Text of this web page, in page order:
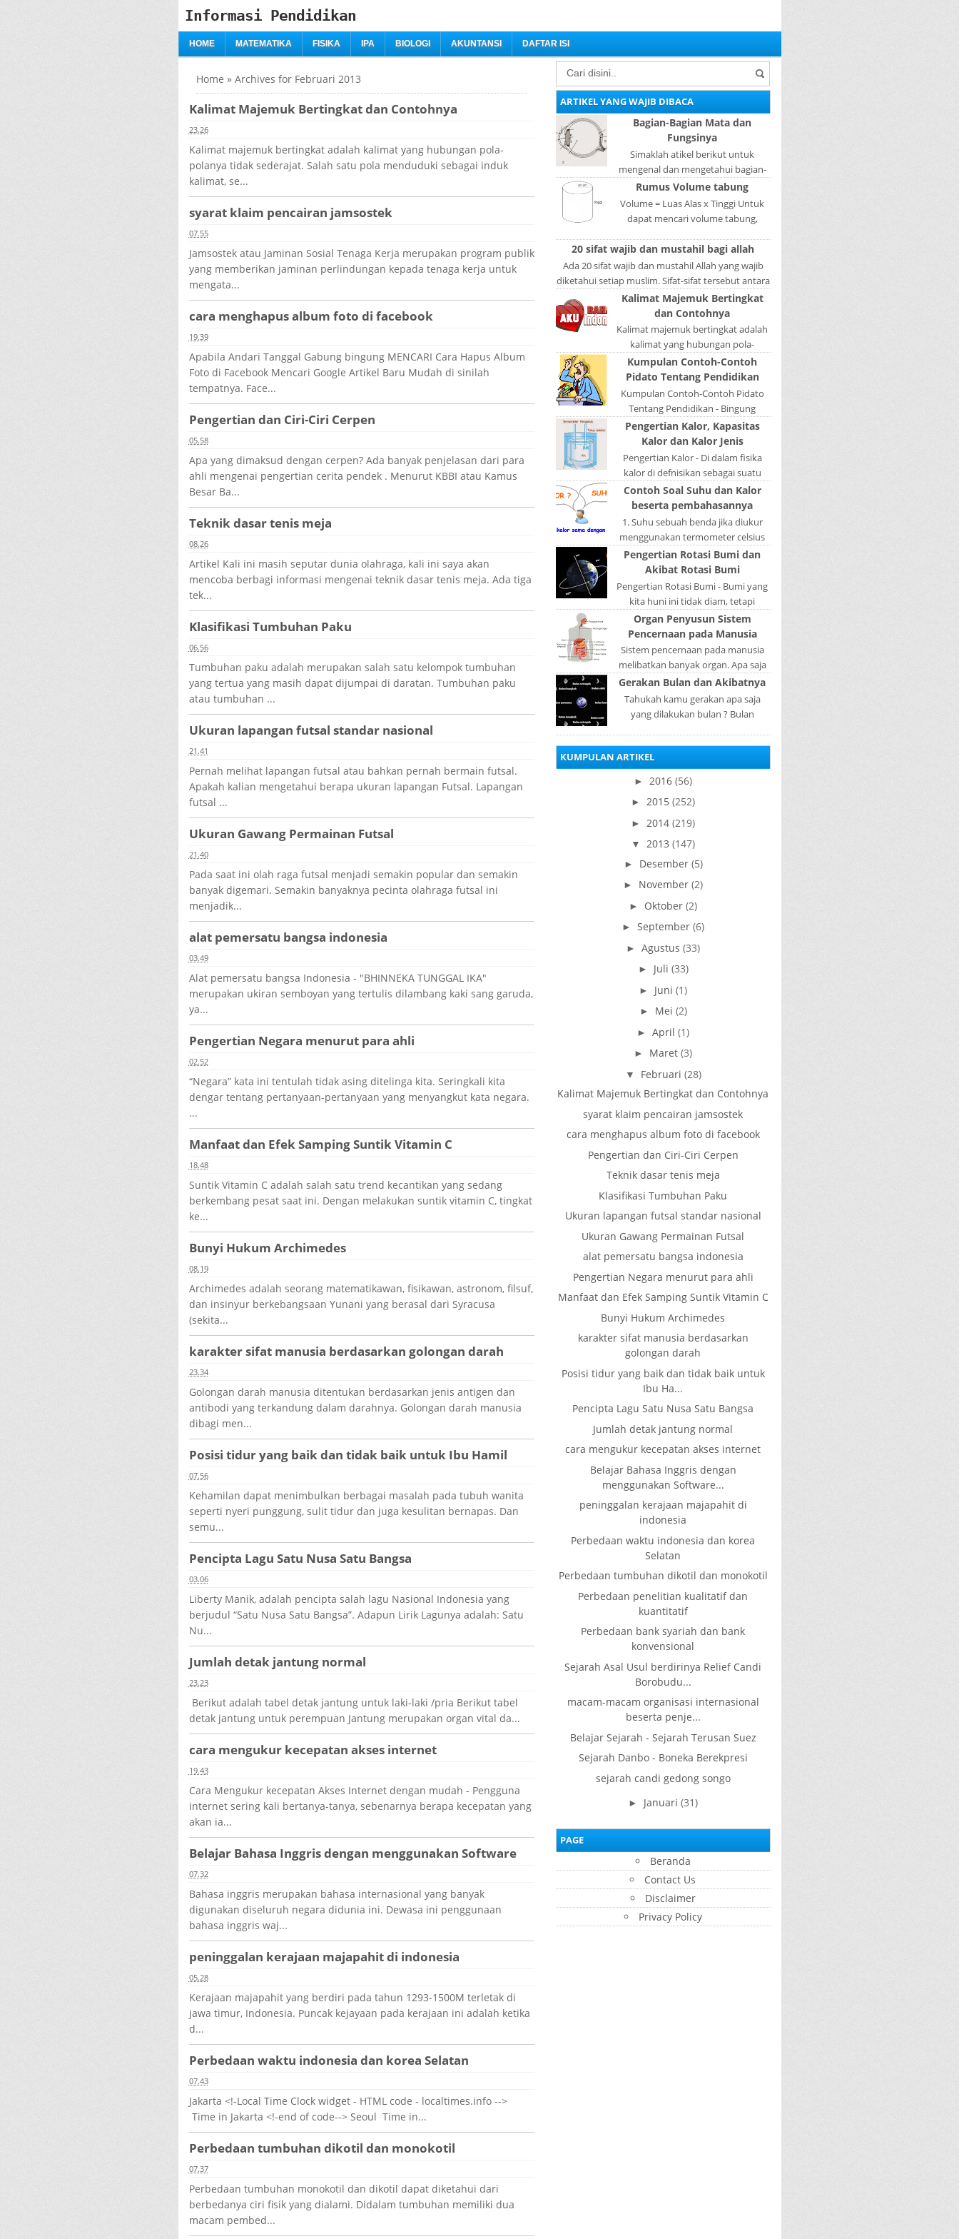
Informasi Pendidikan
HOME MATEMATIKA FISIKA IPA BIOLOGI AKUNTANSI DAFTAR ISI
Home » Archives for Februari 2013
Kalimat Majemuk Bertingkat dan Contohnya
23.26
Kalimat majemuk bertingkat adalah kalimat yang hubungan pola-
polanya tidak sederajat. Salah satu pola menduduki sebagai induk
kalimat, se...
syarat klaim pencairan jamsostek
07.55
Jamsostek atau Jaminan Sosial Tenaga Kerja merupakan program publik
yang memberikan jaminan perlindungan kepada tenaga kerja untuk
mengata...
cara menghapus album foto di facebook
19.39
Apabila Andari Tanggal Gabung bingung MENCARI Cara Hapus Album
Foto di Facebook Mencari Google Artikel Baru Mudah di sinilah
tempatnya. Face...
Pengertian dan Ciri-Ciri Cerpen
05.58
Apa yang dimaksud dengan cerpen? Ada banyak penjelasan dari para
ahli mengenai pengertian cerita pendek . Menurut KBBI atau Kamus
Besar Ba...
Teknik dasar tenis meja
08.26
Artikel Kali ini masih seputar dunia olahraga, kali ini saya akan
mencoba berbagi informasi mengenai teknik dasar tenis meja. Ada tiga
tek...
Klasifikasi Tumbuhan Paku
06.56
Tumbuhan paku adalah merupakan salah satu kelompok tumbuhan
yang tertua yang masih dapat dijumpai di daratan. Tumbuhan paku
atau tumbuhan ...
Ukuran lapangan futsal standar nasional
21.41
Pernah melihat lapangan futsal atau bahkan pernah bermain futsal.
Apakah kalian mengetahui berapa ukuran lapangan Futsal. Lapangan
futsal ...
Ukuran Gawang Permainan Futsal
21.40
Pada saat ini olah raga futsal menjadi semakin popular dan semakin
banyak digemari. Semakin banyaknya pecinta olahraga futsal ini
menjadik...
alat pemersatu bangsa indonesia
03.49
Alat pemersatu bangsa Indonesia - "BHINNEKA TUNGGAL IKA"
merupakan ukiran semboyan yang tertulis dilambang kaki sang garuda,
ya...
Pengertian Negara menurut para ahli
02.52
“Negara” kata ini tentulah tidak asing ditelinga kita. Seringkali kita
dengar tentang pertanyaan-pertanyaan yang menyangkut kata negara.
...
Manfaat dan Efek Samping Suntik Vitamin C
18.48
Suntik Vitamin C adalah salah satu trend kecantikan yang sedang
berkembang pesat saat ini. Dengan melakukan suntik vitamin C, tingkat
ke...
Bunyi Hukum Archimedes
08.19
Archimedes adalah seorang matematikawan, fisikawan, astronom, filsuf,
dan insinyur berkebangsaan Yunani yang berasal dari Syracusa
(sekita...
karakter sifat manusia berdasarkan golongan darah
23.34
Golongan darah manusia ditentukan berdasarkan jenis antigen dan
antibodi yang terkandung dalam darahnya. Golongan darah manusia
dibagi men...
Posisi tidur yang baik dan tidak baik untuk Ibu Hamil
07.56
Kehamilan dapat menimbulkan berbagai masalah pada tubuh wanita
seperti nyeri punggung, sulit tidur dan juga kesulitan bernapas. Dan
semu...
Pencipta Lagu Satu Nusa Satu Bangsa
03.06
Liberty Manik, adalah pencipta salah lagu Nasional Indonesia yang
berjudul “Satu Nusa Satu Bangsa”. Adapun Lirik Lagunya adalah: Satu
Nu...
Jumlah detak jantung normal
23.23
Berikut adalah tabel detak jantung untuk laki-laki /pria Berikut tabel
detak jantung untuk perempuan Jantung merupakan organ vital da...
cara mengukur kecepatan akses internet
19.43
Cara Mengukur kecepatan Akses Internet dengan mudah - Pengguna
internet sering kali bertanya-tanya, sebenarnya berapa kecepatan yang
akan ia...
Belajar Bahasa Inggris dengan menggunakan Software
07.32
Bahasa inggris merupakan bahasa internasional yang banyak
digunakan diseluruh negara didunia ini. Dewasa ini penggunaan
bahasa inggris waj...
peninggalan kerajaan majapahit di indonesia
05.28
Kerajaan majapahit yang berdiri pada tahun 1293-1500M terletak di
jawa timur, Indonesia. Puncak kejayaan pada kerajaan ini adalah ketika
d...
Perbedaan waktu indonesia dan korea Selatan
07.43
Jakarta <!-Local Time Clock widget - HTML code - localtimes.info -->
Time in Jakarta <!-end of code--> Seoul Time in...
Perbedaan tumbuhan dikotil dan monokotil
07.37
Perbedaan tumbuhan monokotil dan dikotil dapat diketahui dari
berbedanya ciri fisik yang dialami. Didalam tumbuhan memiliki dua
macam pembed...
ARTIKEL YANG WAJIB DIBACA
Bagian-Bagian Mata dan
Fungsinya
Simaklah atikel berikut untuk
mengenal dan mengetahui bagian-
bagian mata dan fungsinya. Mata
adalah bagian yang sangat penting,
karena mer...
Rumus Volume tabung
Volume = Luas Alas x Tinggi Untuk
dapat mencari volume tabung,
lakukan adalah mencari luas
lingkaran tabun...
20 sifat wajib dan mustahil bagi allah
Ada 20 sifat wajib dan mustahil Allah yang wajib
diketahui setiap muslim. Sifat-sifat tersebut antara
lain: Sifat Wajib Tulisan A...
Kalimat Majemuk Bertingkat
dan Contohnya
Kalimat majemuk bertingkat adalah
kalimat yang hubungan pola-
polanya tidak sederajat. Salah satu
pola menduduki sebagai induk
kalimat, se...
Kumpulan Contoh-Contoh
Pidato Tentang Pendidikan
Kumpulan Contoh-Contoh Pidato
Tentang Pendidikan - Bingung
ngerjain tugas bikin pidato sekolah?
Atau sedang nyari kumpulan
contoh-contoh ...
Pengertian Kalor, Kapasitas
Kalor dan Kalor Jenis
Pengertian Kalor - Di dalam fisika
kalor di defnisikan sebagai suatu
bentuk energi yang dapat berpindah
atau mengalir dari benda yang ...
Contoh Soal Suhu dan Kalor
beserta pembahasannya
1. Suhu sebuah benda jika diukur
menggunakan termometer celsius
akan bernilai 45. Berapa nilai yang
ditunjukkan oleh termometer
Reamur, ...
Pengertian Rotasi Bumi dan
Akibat Rotasi Bumi
Pengertian Rotasi Bumi - Bumi yang
kita huni ini tidak diam, tetapi
berputar pada porosnya yang
disebut rotasi bumi. Waktu yang
diperlukan...
Organ Penyusun Sistem
Pencernaan pada Manusia
Sistem pencernaan pada manusia
melibatkan banyak organ. Apa saja
organ penyusun sistem pencernaan
pada manusia ? Organ penyusun
sistem p...
Gerakan Bulan dan Akibatnya
Tahukah kamu gerakan apa saja
yang dilakukan bulan ? Bulan
dimiliki oleh bumi. bulan tidak
KUMPULAN ARTIKEL
► 2016 (56)
► 2015 (252)
► 2014 (219)
▼ 2013 (147)
► Desember (5)
► November (2)
► Oktober (2)
► September (6)
► Agustus (33)
► Juli (33)
► Juni (1)
► Mei (2)
► April (1)
► Maret (3)
▼ Februari (28)
Kalimat Majemuk Bertingkat dan Contohnya
syarat klaim pencairan jamsostek
cara menghapus album foto di facebook
Pengertian dan Ciri-Ciri Cerpen
Teknik dasar tenis meja
Klasifikasi Tumbuhan Paku
Ukuran lapangan futsal standar nasional
Ukuran Gawang Permainan Futsal
alat pemersatu bangsa indonesia
Pengertian Negara menurut para ahli
Manfaat dan Efek Samping Suntik Vitamin C
Bunyi Hukum Archimedes
karakter sifat manusia berdasarkan
golongan darah
Posisi tidur yang baik dan tidak baik untuk
Ibu Ha...
Pencipta Lagu Satu Nusa Satu Bangsa
Jumlah detak jantung normal
cara mengukur kecepatan akses internet
Belajar Bahasa Inggris dengan
menggunakan Software...
peninggalan kerajaan majapahit di
indonesia
Perbedaan waktu indonesia dan korea
Selatan
Perbedaan tumbuhan dikotil dan monokotil
Perbedaan penelitian kualitatif dan
kuantitatif
Perbedaan bank syariah dan bank
konvensional
Sejarah Asal Usul berdirinya Relief Candi
Borobudu...
macam-macam organisasi internasional
beserta penje...
Belajar Sejarah - Sejarah Terusan Suez
Sejarah Danbo - Boneka Berekpresi
sejarah candi gedong songo
► Januari (31)
PAGE
Beranda
Contact Us
Disclaimer
Privacy Policy